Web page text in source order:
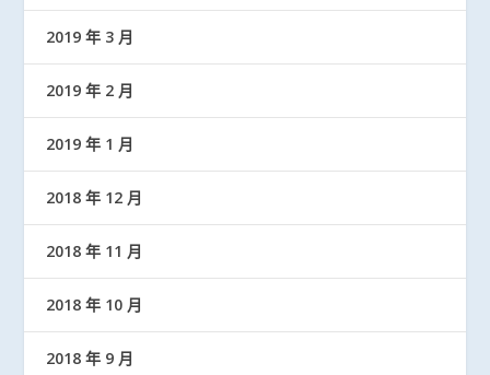
2019 年 3 月
2019 年 2 月
2019 年 1 月
2018 年 12 月
2018 年 11 月
2018 年 10 月
2018 年 9 月